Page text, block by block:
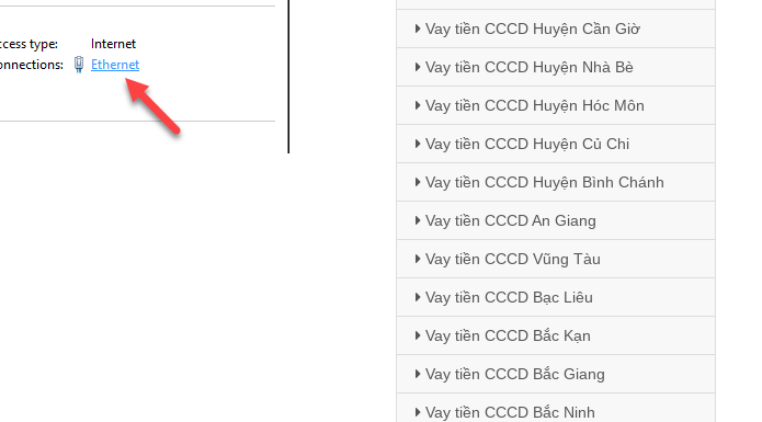
Vay tiền CCCD Huyện Cần Giờ
Vay tiền CCCD Huyện Nhà Bè
Vay tiền CCCD Huyện Hóc Môn
Vay tiền CCCD Huyện Củ Chi
Vay tiền CCCD Huyện Bình Chánh
Vay tiền CCCD An Giang
Vay tiền CCCD Vũng Tàu
Vay tiền CCCD Bạc Liêu
Vay tiền CCCD Bắc Kạn
Vay tiền CCCD Bắc Giang
Vay tiền CCCD Bắc Ninh